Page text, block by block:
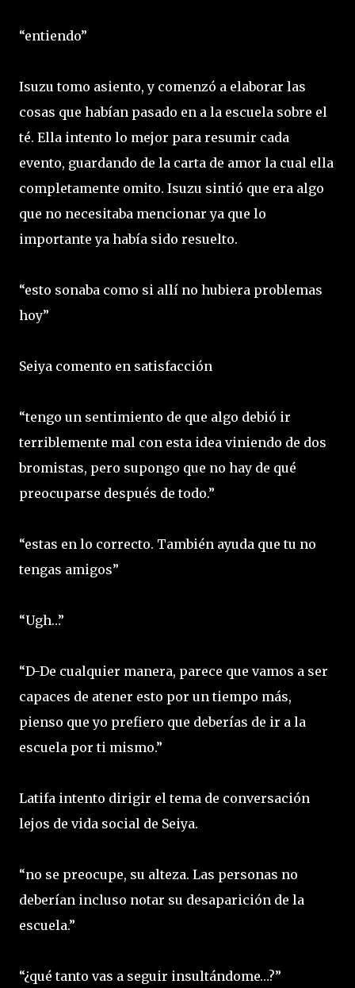
“entiendo”
Isuzu tomo asiento, y comenzó a elaborar las
cosas que habían pasado en a la escuela sobre el
té. Ella intento lo mejor para resumir cada
evento, guardando de la carta de amor la cual ella
completamente omito. Isuzu sintió que era algo
que no necesitaba mencionar ya que lo
importante ya había sido resuelto.
“esto sonaba como si allí no hubiera problemas
hoy”
Seiya comento en satisfacción
“tengo un sentimiento de que algo debió ir
terriblemente mal con esta idea viniendo de dos
bromistas, pero supongo que no hay de qué
preocuparse después de todo.”
“estas en lo correcto. También ayuda que tu no
tengas amigos”
“Ugh…”
“D-De cualquier manera, parece que vamos a ser
capaces de atener esto por un tiempo más,
pienso que yo prefiero que deberías de ir a la
escuela por ti mismo.”
Latifa intento dirigir el tema de conversación
lejos de vida social de Seiya.
“no se preocupe, su alteza. Las personas no
deberían incluso notar su desaparición de la
escuela.”
“¿qué tanto vas a seguir insultándome…?”